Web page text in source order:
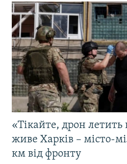
«Тікайте, дрон
живе Харків – місто-
км від фронту